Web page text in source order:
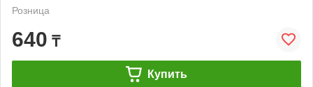
Розница
640 ₸
Купить